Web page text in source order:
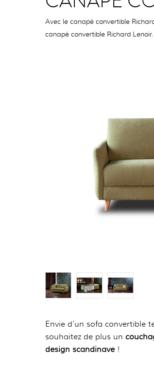
Avec le canapé convertible
canapé convertible Richard Lenoir.
Envie d’un sofa convertible
souhaitez de plus un
design scandinave!